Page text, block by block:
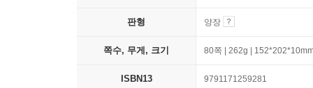
판형 양장
쪽수, 무게, 크기 80쪽 | 262g |
ISBN13 9791171259281